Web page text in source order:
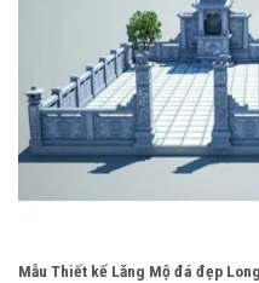
Mẫu Thiết kế Lăng Mộ đá đẹp